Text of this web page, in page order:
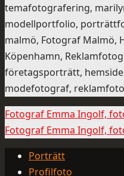
temafotografering,
modellportfolio,
malmö, Fotograf Malmö,
Köpenhamn,
företagsporträtt,
modefotograf,
Fotograf Emma Ingolf,
Fotograf Emma Ingolf,
Porträtt
Profilfoto